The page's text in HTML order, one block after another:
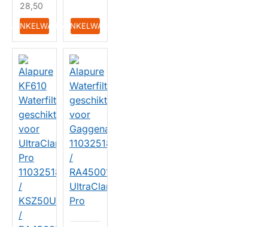
28,50
IN WINKELWAGENIN WINKELWAGEN